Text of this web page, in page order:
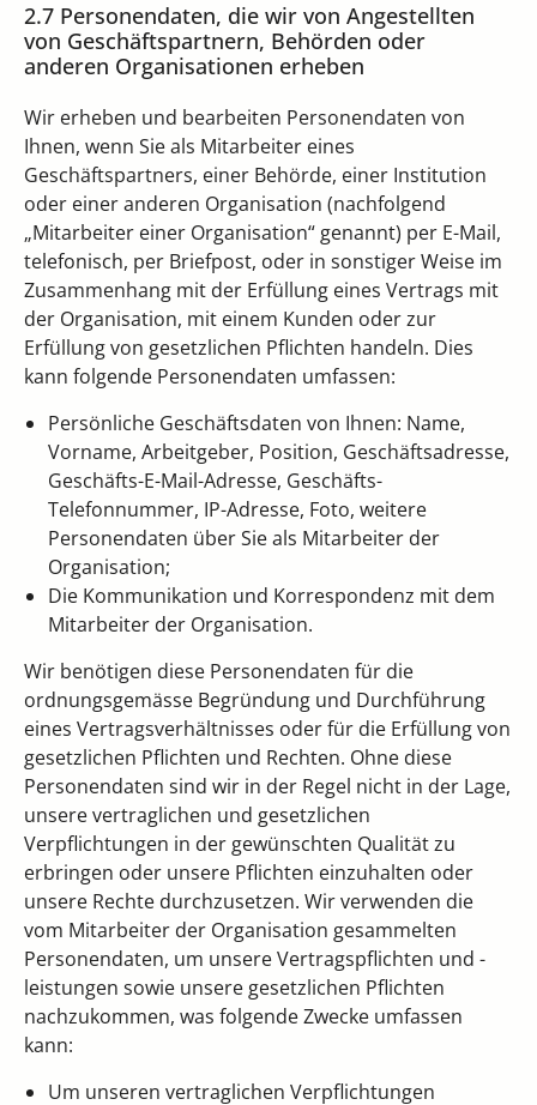
2.7 Personendaten, die wir von Angestellten
von Geschäftspartnern, Behörden oder
anderen Organisationen erheben
Wir erheben und bearbeiten Personendaten von
Ihnen, wenn Sie als Mitarbeiter eines
Geschäftspartners, einer Behörde, einer Institution
oder einer anderen Organisation (nachfolgend
„Mitarbeiter einer Organisation“ genannt) per E-Mail,
telefonisch, per Briefpost, oder in sonstiger Weise im
Zusammenhang mit der Erfüllung eines Vertrags mit
der Organisation, mit einem Kunden oder zur
Erfüllung von gesetzlichen Pflichten handeln. Dies
kann folgende Personendaten umfassen:
Persönliche Geschäftsdaten von Ihnen: Name,
Vorname, Arbeitgeber, Position, Geschäftsadresse,
Geschäfts-E-Mail-Adresse, Geschäfts-
Telefonnummer, IP-Adresse, Foto, weitere
Personendaten über Sie als Mitarbeiter der
Organisation;
Die Kommunikation und Korrespondenz mit dem
Mitarbeiter der Organisation.
Wir benötigen diese Personendaten für die
ordnungsgemässe Begründung und Durchführung
eines Vertragsverhältnisses oder für die Erfüllung von
gesetzlichen Pflichten und Rechten. Ohne diese
Personendaten sind wir in der Regel nicht in der Lage,
unsere vertraglichen und gesetzlichen
Verpflichtungen in der gewünschten Qualität zu
erbringen oder unsere Pflichten einzuhalten oder
unsere Rechte durchzusetzen. Wir verwenden die
vom Mitarbeiter der Organisation gesammelten
Personendaten, um unsere Vertragspflichten und -
leistungen sowie unsere gesetzlichen Pflichten
nachzukommen, was folgende Zwecke umfassen
kann:
Um unseren vertraglichen Verpflichtungen